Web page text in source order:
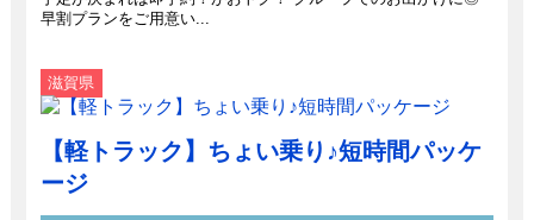
早割プランをご用意い...
滋賀県
【軽トラック】ちょい乗り♪短時間パッケ
ージ